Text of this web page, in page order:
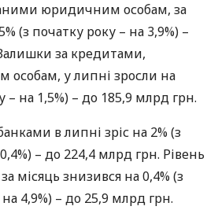
юридичним особам, за
(з початку року – на 3,9%) –
за кредитами,
особам, у липні зросли на
– на 1,5%) – до 185,9 млрд грн.
в липні зріс на 2% (з
– до 224,4 млрд грн. Рівень
місяць знизився на 0,4% (з
4,9%) – до 25,9 млрд грн.